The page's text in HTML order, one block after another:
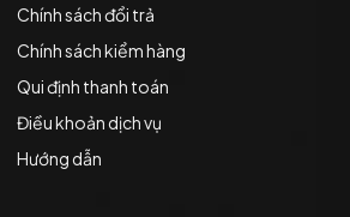
Chính sách đổi trả
Chính sách kiểm hàng
Qui định thanh toán
Điều khoản dịch vụ
Hướng dẫn